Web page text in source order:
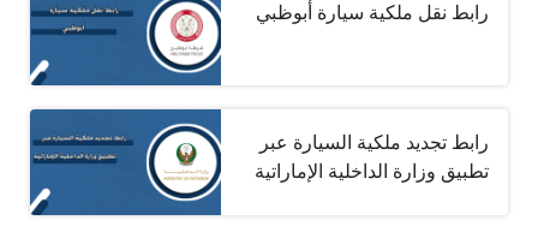
رابط نقل ملكية سيارة أبوظبي
رابط تجديد ملكية السيارة عبر
تطبيق وزارة الداخلية الإماراتية